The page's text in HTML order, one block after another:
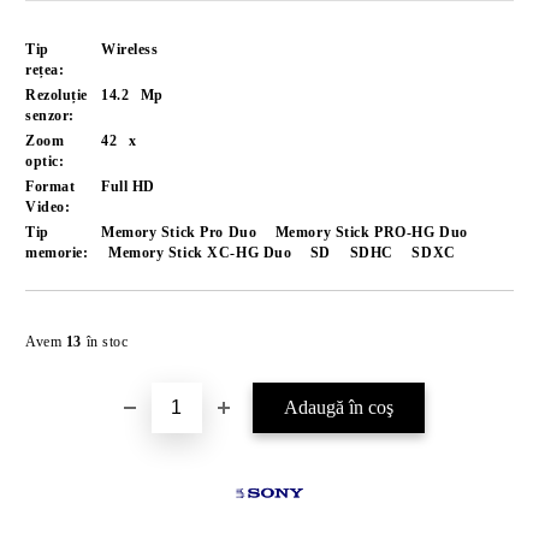
Tip
rețea:
Wireless
Rezoluție
senzor:
14.2 Mp
Zoom
optic:
42 x
Format
Video:
Full HD
Tip
memorie:
Memory Stick Pro Duo
Memory Stick PRO-HG Duo
Memory Stick XC-HG Duo
SD SDHC SDXC
Avem 13 în stoc